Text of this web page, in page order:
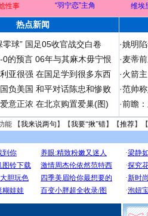
性事 “羽宁恋”主角 维埃
热点新闻
零球” 国足05收官战交白卷
0的预言 06年与其麻木毋宁恨
亚很强 在国足学到很多东西
负美国 和平对话陈忠和惨败
意正浓 在北京购置爱巢(图)
·姚明
·麦蒂
·火箭
·范帅
·前瞻
能 【我来说两句 】【我要“揪”错】【推荐】